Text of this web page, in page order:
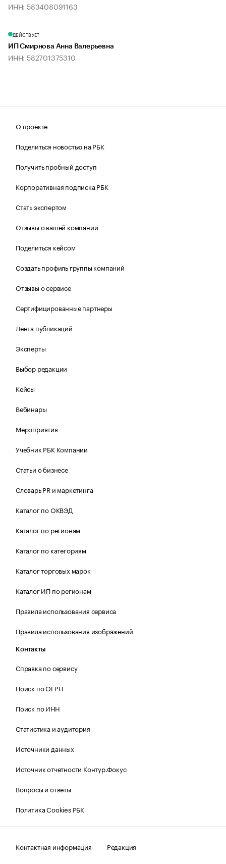
ИНН: 583408091163
ДЕЙСТВУЕТ
ИП Смирнова Анна Валерьевна
ИНН: 582701375310
О проекте
Поделиться новостью на РБК
Получить пробный доступ
Корпоративная подписка РБК
Стать экспертом
Отзывы о вашей компании
Поделиться кейсом
Создать профиль группы компаний
Отзывы о сервисе
Сертифицированные партнеры
Лента публикаций
Эксперты
Выбор редакции
Кейсы
Вебинары
Мероприятия
Учебник РБК Компании
Статьи о бизнесе
Словарь PR и маркетинга
Каталог по ОКВЭД
Каталог по регионам
Каталог по категориям
Каталог торговых марок
Каталог ИП по регионам
Правила использования сервиса
Правила использования изображений
Контакты
Справка по сервису
Поиск по ОГРН
Поиск по ИНН
Статистика и аудитория
Источники данных
Источник отчетности Контур.Фокус
Вопросы и ответы
Политика Cookies РБК
Контактная информация
Редакция